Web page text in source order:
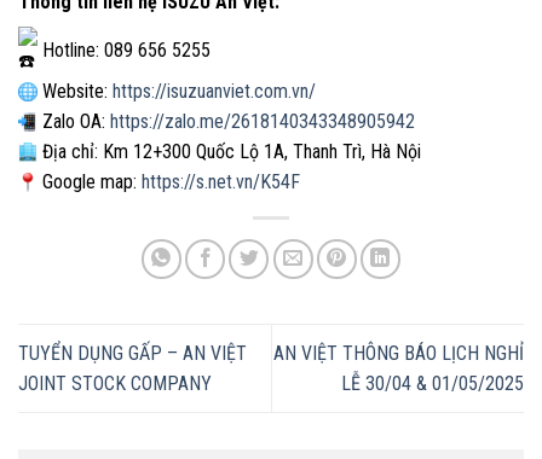
Hotline: 089 656 5255
Website: https://isuzuanviet.com.vn/
Zalo OA: https://zalo.me/2618140343348905942
Địa chỉ: Km 12+300 Quốc Lộ 1A, Thanh Trì, Hà Nội
Google map: https://s.net.vn/K54F
TUYỂN DỤNG GẤP – AN VIỆT
JOINT STOCK COMPANY
AN VIỆT THÔNG BÁO LỊCH NGHỈ
LỄ 30/04 & 01/05/2025